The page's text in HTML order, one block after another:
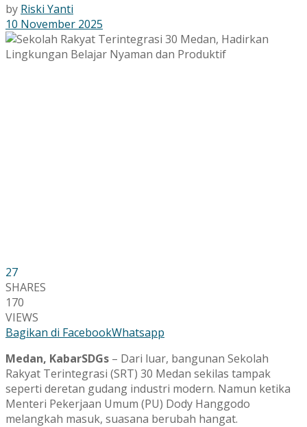
by Riski Yanti
10 November 2025
27
SHARES
170
VIEWS
Bagikan di FacebookWhatsapp
Medan, KabarSDGs – Dari luar, bangunan Sekolah
Rakyat Terintegrasi (SRT) 30 Medan sekilas tampak
seperti deretan gudang industri modern. Namun ketika
Menteri Pekerjaan Umum (PU) Dody Hanggodo
melangkah masuk, suasana berubah hangat.